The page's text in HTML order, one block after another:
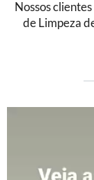
Nossos
de Limpeza